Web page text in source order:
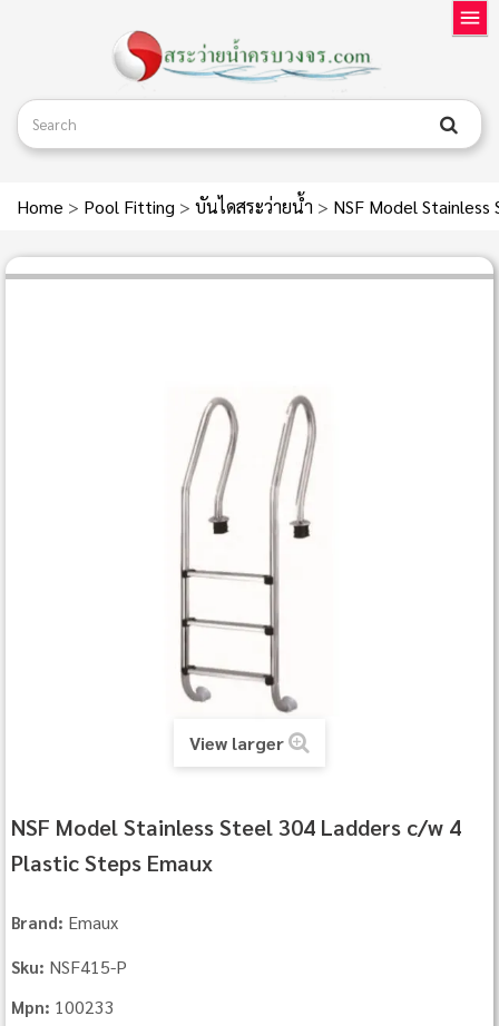
Home > Pool Fitting > บันไดสระว่ายน้ำ > NSF Model
View larger
NSF Model Stainless Steel 304 Ladders c/w 4
Plastic Steps Emaux
Brand: Emaux
Sku: NSF415-P
Mpn: 100233